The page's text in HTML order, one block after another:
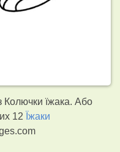
Колючки їжака. Або
12 Їжаки